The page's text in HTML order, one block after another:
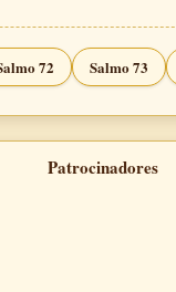
72 Salmo 73
Patrocinadores